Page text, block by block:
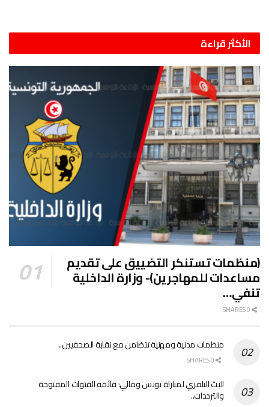
الأكثر قراءة
(منظمات تستنكر التضييق على تقديم
مساعدات للمهاجرين)- وزارة الداخلية
تنفي…
منظمات مدنية ومهنية تتضامن مع نقابة الصحفيين..
البث التلفزي لمباراة تونس ومالي: قائمة القنوات المفتوحة
والترددات..